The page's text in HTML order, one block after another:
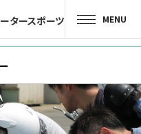
タースポーツ MENU